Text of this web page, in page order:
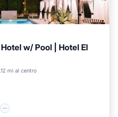
w/ Pool | Hotel El
mi al centro
Piscina
Cocina